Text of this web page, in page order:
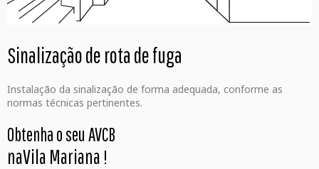
Sinalização de rota de fuga
Instalação da sinalização de forma adequada, conforme as
normas técnicas pertinentes.
Obtenha o seu AVCB
naVila Mariana !